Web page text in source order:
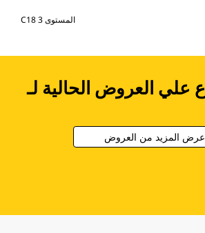
C18 المستوى 3
عرض المزيد من العروض